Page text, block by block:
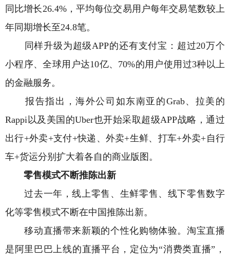
同比增长26.4%，平均每位交易用户每年交易笔数较上
年同期增长至24.8笔。
同样升级为超级APP的还有支付宝：超过20万个
小程序、全球用户达10亿、70%的用户使用过3种以上
的金融服务。
报告指出，海外公司如东南亚的Grab、拉美的
Rappi以及美国的Uber也开始采取超级APP战略，通过
出行+外卖+支付+快递、外卖+生鲜、打车+外卖+自行
车+货运分别扩大着各自的商业版图。
零售模式不断推陈出新
过去一年，线上零售、生鲜零售、线下零售数字
化等零售模式不断在中国推陈出新。
移动直播带来新颖的个性化购物体验。淘宝直播
是阿里巴巴上线的直播平台，定位为“消费类直播”，